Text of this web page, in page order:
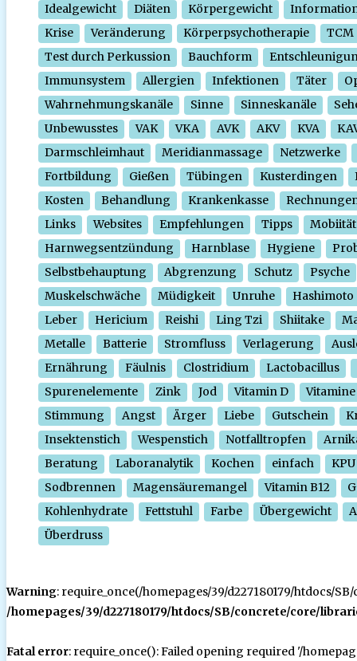
Idealgewicht
Diäten Körpergewicht
Krise
Veränderung Körperpsychotherapie
TCM
Test durch Perkussion
Bauchform
Immunsystem
Allergien Infektionen Täter
Wahrnehmungskanäle
Sinne Sinneskanäle
Unbewusstes
VAK VKA AVK AKV KVA
Darmschleimhaut
Meridianmassage
Netzwerke
Fortbildung
Gießen Tübingen Kusterdingen
Kosten
Behandlung Krankenkasse
Links
Websites Empfehlungen Tipps
Mobiität
Harnwegsentzündung
Harnblase Hygiene
Selbstbehauptung
Abgrenzung Schutz
Psyche
Muskelschwäche
Müdigkeit Unruhe
Hashimoto
Leber
Hericium Reishi Ling Tzi Shiitake
Metalle
Batterie Stromfluss Verlagerung
Ernährung
Fäulnis Clostridium
Lactobacillus
Spurenelemente
Zink Jod Vitamin D
Vitamine
Stimmung
Angst Ärger Liebe Gutschein
Insektenstich
Wespenstich Notfalltropfen
Beratung
Laboranalytik Kochen einfach
KPU
Sodbrennen
Magensäuremangel Vitamin B12
Kohlenhydrate
Fettstuhl Farbe Übergewicht
Überdruss
Warning: require_once(/homepages/39/d227180179/htdocs/
/homepages/39/d227180179/htdocs/SB/concrete/core/
Fatal error: require_once(): Failed opening required '/